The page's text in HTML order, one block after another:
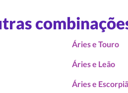
Áries e Touro
Áries e Leão
Áries e